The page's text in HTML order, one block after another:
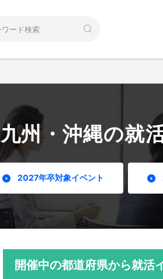
九州・沖縄の就
2027年卒対象イベント
開催中の都道府県から就活